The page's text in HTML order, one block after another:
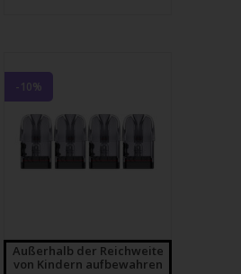
-10%
Außerhalb der Reichweite
von Kindern aufbewahren